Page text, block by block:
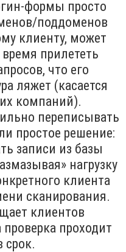
формы просто
поддоменов
клиенту, может
время прилететь
что его
ляжет (касается
компаний).
переписывать
простое решение:
записи из базы
нагрузку
клиента
сканирования.
клиентов
проверка проходит
срок.